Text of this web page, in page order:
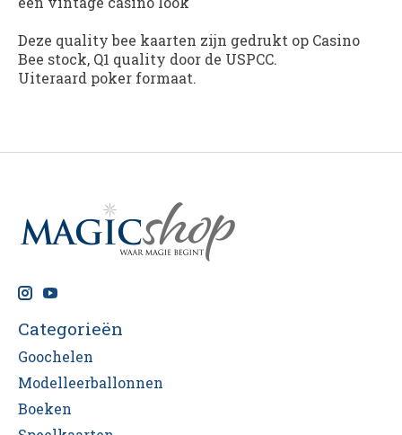
Deze quality bee kaarten zijn gedrukt op Casino
Bee stock, Q1 quality door de USPCC.
Uiteraard poker formaat.
Categorieën
Goochelen
Modelleerballonnen
Boeken